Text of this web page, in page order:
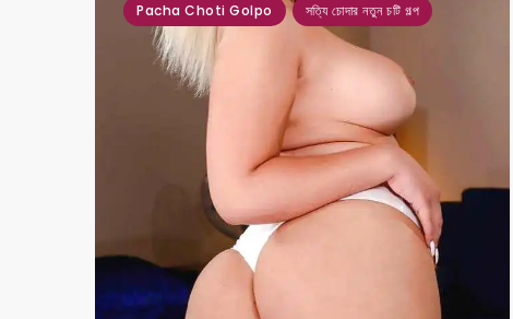
Pacha Choti Golpo সত্যি চোদার নতুন চটি গল্প